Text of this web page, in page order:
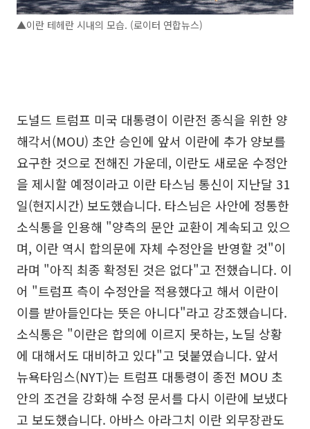
▲이란 테헤란 시내의 모습. (로이터 연합뉴스)
도널드 트럼프 미국 대통령이 이란전 종식을 위한 양
해각서(MOU) 초안 승인에 앞서 이란에 추가 양보를
요구한 것으로 전해진 가운데, 이란도 새로운 수정안
을 제시할 예정이라고 이란 타스님 통신이 지난달 31
일(현지시간) 보도했습니다. 타스님은 사안에 정통한
소식통을 인용해 "양측의 문안 교환이 계속되고 있으
며, 이란 역시 합의문에 자체 수정안을 반영할 것"이
라며 "아직 최종 확정된 것은 없다"고 전했습니다. 이
어 "트럼프 측이 수정안을 적용했다고 해서 이란이
이를 받아들인다는 뜻은 아니다"라고 강조했습니다.
소식통은 "이란은 합의에 이르지 못하는, 노딜 상황
에 대해서도 대비하고 있다"고 덧붙였습니다. 앞서
뉴욕타임스(NYT)는 트럼프 대통령이 종전 MOU 초
안의 조건을 강화해 수정 문서를 다시 이란에 보냈다
고 보도했습니다. 아바스 아라그치 이란 외무장관도